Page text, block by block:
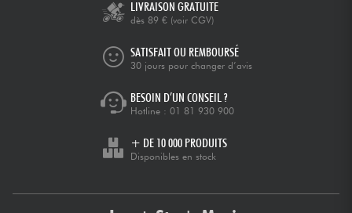
LIVRAISON GRATUITE
dès 89 € (voir CGV)
SATISFAIT OU REMBOURSÉ
30 jours pour changer d’avis
BESOIN D’UN CONSEIL ?
Hotline : 01 81 930 900
+ DE 10 000 PRODUITS
Disponibles en stock